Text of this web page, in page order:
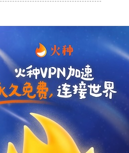
支持 [0] 反对[0]
支持[0] 反对